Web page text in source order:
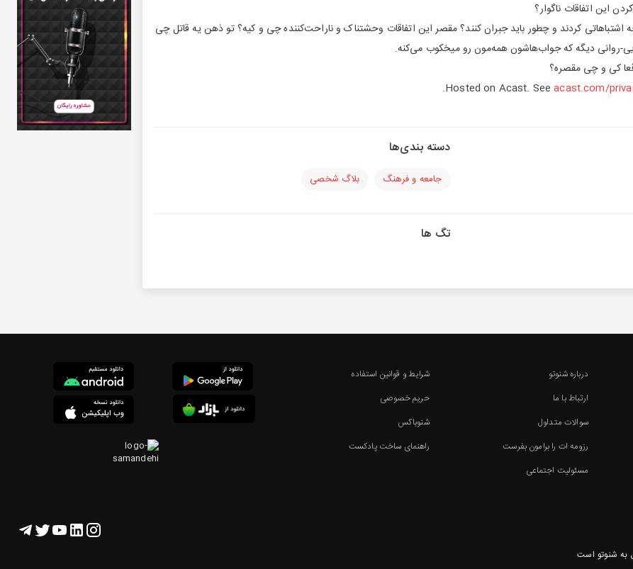
این اتفاقات ناگوار‌؟
کردند و چطور باید جبران کنند؟ مقصر این اتفاقات وحشتناک و ناراحت‌کننده چی و کیه؟ تو ذهن یه قاتل چی
روانی دیگه که جواب‌هاشون همه‌مون رو میخکوب می‌کنه.
کی و چی مقصره؟
Hosted on Acast. Seeacast.com/
دسته بندی‌ها
جامعه و فرهنگ بلاگ شخصی
تگ ها
درباره شنوتو
ارتباط با ما
سوالات متداول
رزومه ات را برامون بفرست
مسئولیت اجتماعی
شرایط و قوانین استفاده
حریم خصوصی
شنوباکس
راهنمای ساخت پادکست
به شنوتو است